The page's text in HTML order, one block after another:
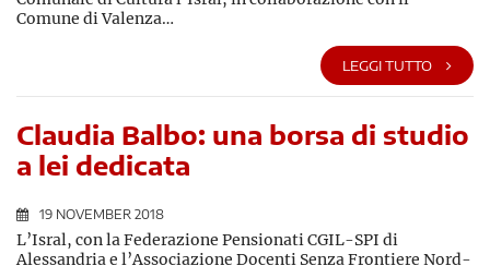
Comune di Valenza…
LEGGI TUTTO
Claudia Balbo: una borsa di studio
a lei dedicata
19 NOVEMBER 2018
L’Isral, con la Federazione Pensionati CGIL-SPI di
Alessandria e l’Associazione Docenti Senza Frontiere Nord-